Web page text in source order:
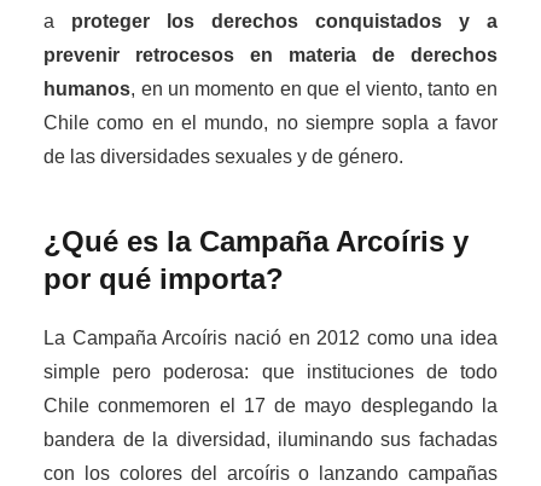
a proteger los derechos conquistados y a
prevenir retrocesos en materia de derechos
humanos, en un momento en que el viento, tanto en
Chile como en el mundo, no siempre sopla a favor
de las diversidades sexuales y de género.
¿Qué es la Campaña Arcoíris y
por qué importa?
La Campaña Arcoíris nació en 2012 como una idea
simple pero poderosa: que instituciones de todo
Chile conmemoren el 17 de mayo desplegando la
bandera de la diversidad, iluminando sus fachadas
con los colores del arcoíris o lanzando campañas